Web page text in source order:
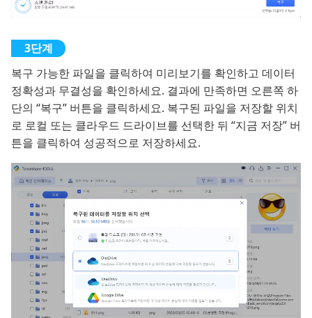
복구 가능한 파일을 클릭하여 미리보기를 확인하고 데이터
정확성과 무결성을 확인하세요. 결과에 만족하면 오른쪽 하
단의 “복구” 버튼을 클릭하세요. 복구된 파일을 저장할 위치
로 로컬 또는 클라우드 드라이브를 선택한 뒤 “지금 저장” 버
튼을 클릭하여 성공적으로 저장하세요.